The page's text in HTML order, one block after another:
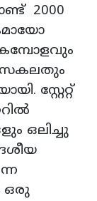
2000
സകലതും
സ്റ്റേറ്റ്
ഒലിച്ചു
ഒരു